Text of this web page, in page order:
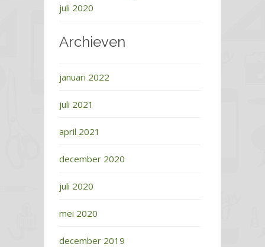
juli 2020
Archieven
januari 2022
juli 2021
april 2021
december 2020
juli 2020
mei 2020
december 2019